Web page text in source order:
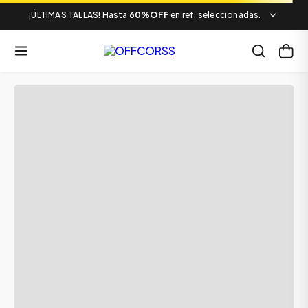
¡ÚLTIMAS TALLAS! Hasta 60%OFF en ref. seleccionadas.